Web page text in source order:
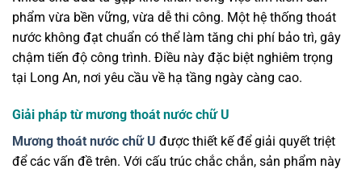
phẩm vừa bền vững, vừa dễ thi công. Một hệ thống thoát
nước không đạt chuẩn có thể làm tăng chi phí bảo trì, gây
chậm tiến độ công trình. Điều này đặc biệt nghiêm trọng
tại Long An, nơi yêu cầu về hạ tầng ngày càng cao.
Giải pháp từ mương thoát nước chữ U
Mương thoát nước chữ U được thiết kế để giải quyết triệt
để các vấn đề trên. Với cấu trúc chắc chắn, sản phẩm này